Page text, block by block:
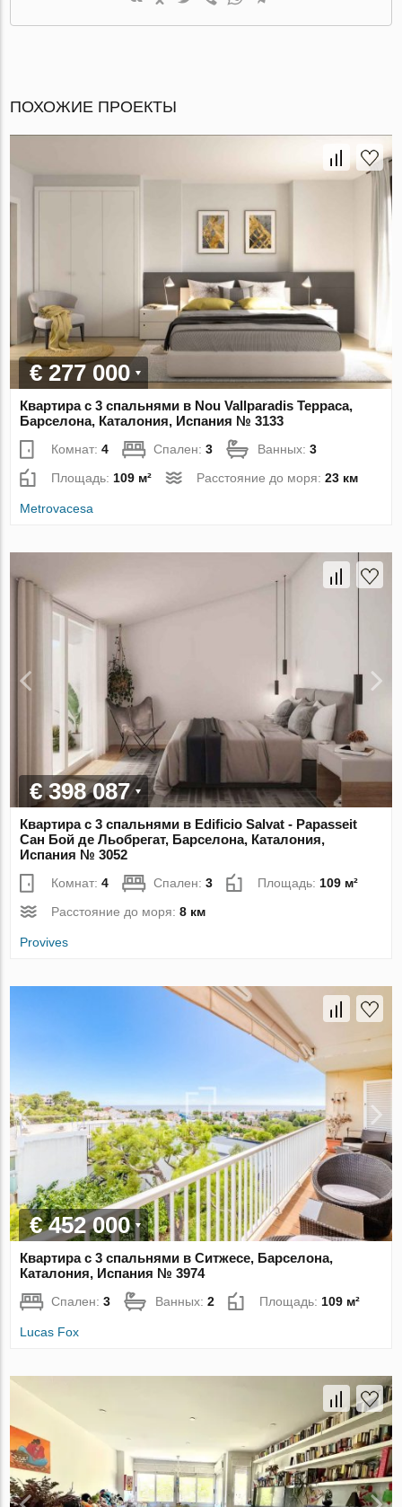
ПОХОЖИЕ ПРОЕКТЫ
€ 277 000
Квартира с 3 спальнями в Nou Vallparadis Терраса,
Барселона, Каталония, Испания № 3133
Комнат:4 Спален:3 Ванных:3
Площадь:109 м² Расстояние до моря:23 км
Metrovacesa
€ 398 087
Квартира с 3 спальнями в Edificio Salvat - Papasseit
Сан Бой де Льобрегат, Барселона, Каталония,
Испания № 3052
Комнат:4 Спален:3 Площадь: 109 м²
Расстояние до моря:8 км
Provives
€ 452 000
Квартира с 3 спальнями в Ситжесе, Барселона,
Каталония, Испания № 3974
Спален:3 Ванных:2 Площадь: 109 м²
Lucas Fox